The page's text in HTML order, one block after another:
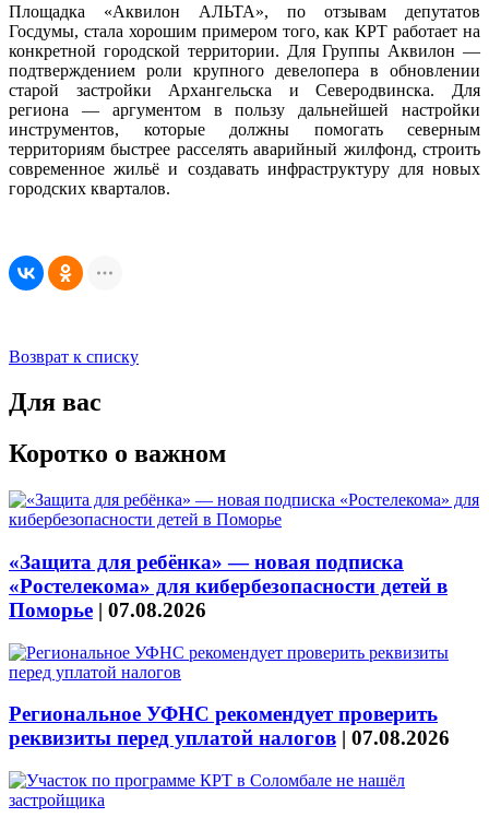
Площадка «Аквилон АЛЬТА», по отзывам депутатов
Госдумы, стала хорошим примером того, как КРТ работает на
конкретной городской территории. Для Группы Аквилон —
подтверждением роли крупного девелопера в обновлении
старой застройки Архангельска и Северодвинска. Для
региона — аргументом в пользу дальнейшей настройки
инструментов, которые должны помогать северным
территориям быстрее расселять аварийный жилфонд, строить
современное жильё и создавать инфраструктуру для новых
городских кварталов.
Возврат к списку
Для вас
Коротко о важном
«Защита для ребёнка» — новая подписка
«Ростелекома» для кибербезопасности детей в
Поморье | 07.08.2026
Региональное УФНС рекомендует проверить
реквизиты перед уплатой налогов | 07.08.2026